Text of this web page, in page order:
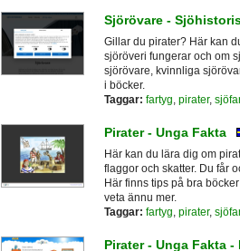
Sjörövare -
Gillar du pirater? Här kan
sjöröveri fungerar och om
sjörövare, kvinnliga
i böcker.
Taggar: fartyg pirater,
Pirater - Unga Fakta
Här kan du lära dig om
flaggor och skatter. Du får
Här finns tips på bra
veta ännu mer.
Taggar: fartyg, pirater,
Pirater - Unga Fakta